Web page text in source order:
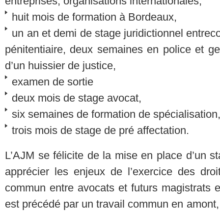
huit mois de formation à Bordeaux,
un an et demi de stage juridictionnel
pénitentiaire, deux semaines en police et
d’un huissier de justice,
examen de sortie
deux mois de stage avocat,
six semaines de formation de spécialisation,
trois mois de stage de pré affectation.
L’AJM se félicite de la mise en place d’un
apprécier les enjeux de l’exercice des
commun entre avocats et futurs magistrats
est précédé par un travail commun en